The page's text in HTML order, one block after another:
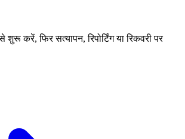
करें, फिर सत्यापन, रिपोर्टिंग या रिकवरी पर